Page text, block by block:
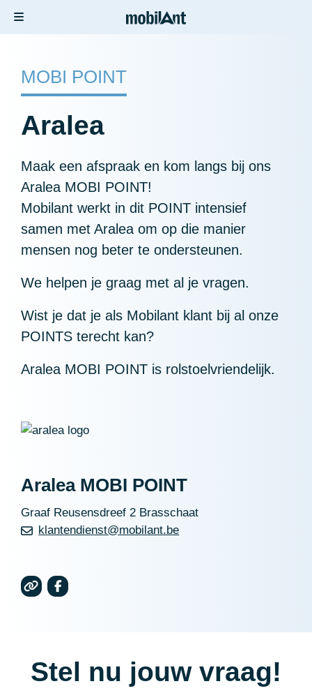
MOBI POINT
Aralea
Maak een afspraak en kom langs bij ons
Aralea MOBI POINT!
Mobilant werkt in dit POINT intensief
samen met Aralea om op die manier
mensen nog beter te ondersteunen.
We helpen je graag met al je vragen.
Wist je dat je als Mobilant klant bij al onze
POINTS terecht kan?
Aralea MOBI POINT is rolstoelvriendelijk.
Aralea MOBI POINT
Graaf Reusensdreef 2 Brasschaat
klantendienst@mobilant.be
Stel nu jouw vraag!